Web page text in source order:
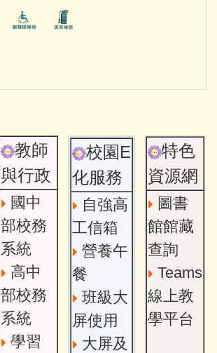
教師
與行政
國中
部校務
系統
高中
部校務
系統
學習
校園E
化服務
自強高
工信箱
營養午
餐
班級大
屏使用
大屏及
特色
資源網
圖書
館館藏
查詢
Teams
線上教
學平台